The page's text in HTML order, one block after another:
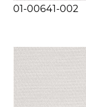
01-00641-002